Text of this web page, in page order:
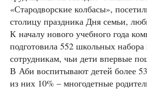
«Стародворские колбасы»,
столицу праздника Дня семьи,
К началу нового учебного года
подготовила 552 школьных
сотрудникам, чьи дети впервые
В Аби воспитывают детей более
из них 10% – многодетные